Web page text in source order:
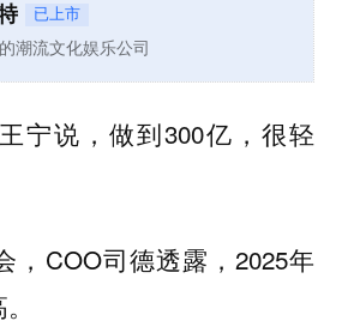
已上市
潮流文化娱乐公司
宁说，做到300亿，很轻
，COO司德透露，2025年